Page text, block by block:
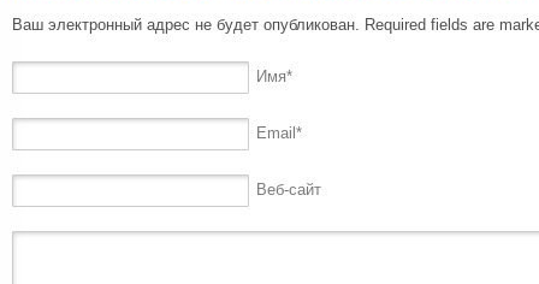
Ваш электронный адрес не будет опубликован. Required fields are
Имя*
Email *
Веб-сайт